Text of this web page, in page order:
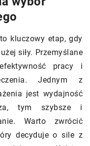
kluczowy etap, gdy
siły. Przemyślane
pracy i
Jednym z
jest wydajność
tym szybsze i
Warto zwrócić
decyduje o sile z